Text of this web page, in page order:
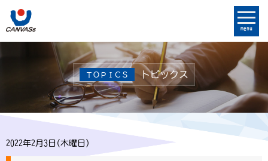
menu
ＴＯＰＩＣＳ トピックス
2022年2月3日(木曜日)